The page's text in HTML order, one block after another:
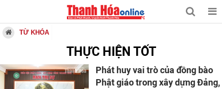
TỪ KHÓA
THỰC HIỆN TỐT
Phát huy vai trò của đồng bào
Phật giáo trong xây dựng Đảng,